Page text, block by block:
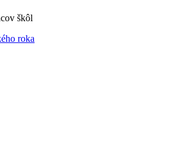
škôl
roka